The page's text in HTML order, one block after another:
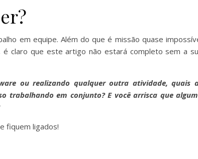
em equipe. Além do que é missão quase
claro que este artigo não estará completo sem a
ou realizando qualquer outra atividade, quais
trabalhando em conjunto? E você arrisca que
fiquem ligados!